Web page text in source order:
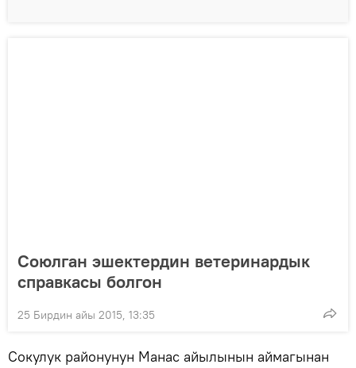
Союлган эшектердин ветеринардык
справкасы болгон
25 Бирдин айы 2015, 13:35
Сокулук районунун Манас айылынын аймагынан